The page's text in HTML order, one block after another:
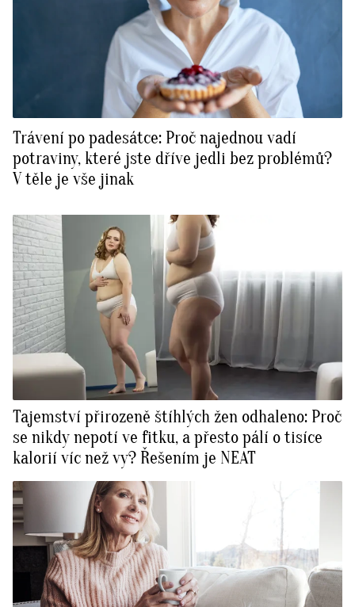
Trávení po padesátce: Proč najednou vadí
potraviny, které jste dříve jedli bez problémů?
V těle je vše jinak
Tajemství přirozeně štíhlých žen odhaleno: Proč
se nikdy nepotí ve fitku, a přesto pálí o tisíce
kalorií víc než vy? Řešením je NEAT